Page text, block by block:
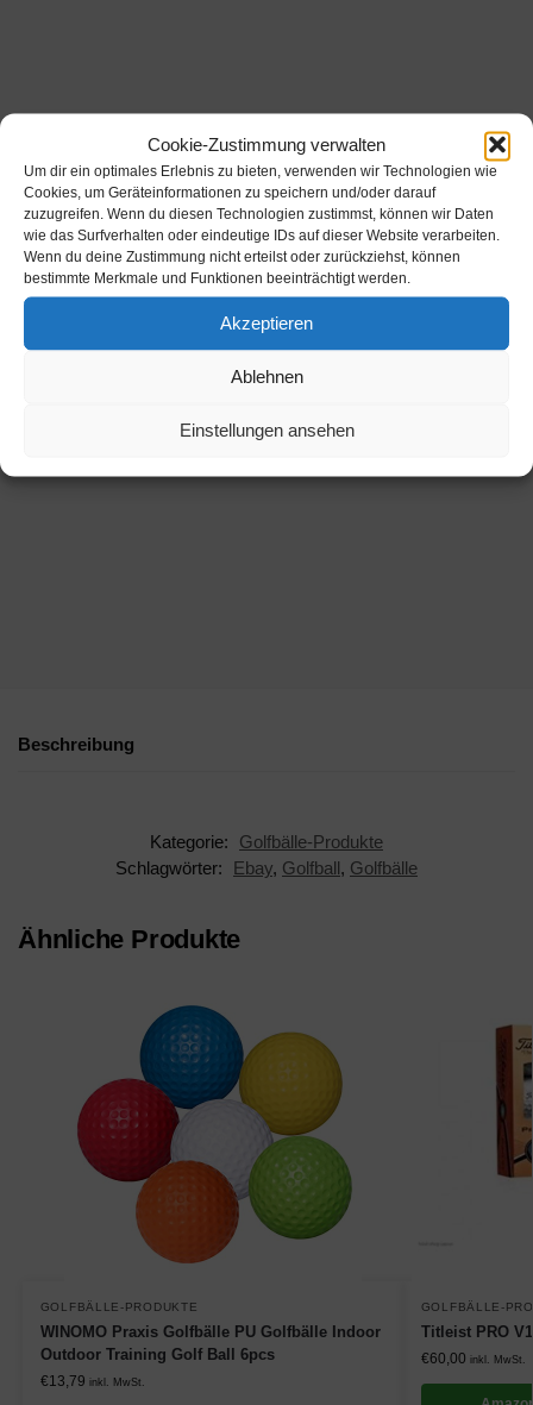
Cookie-Zustimmung verwalten
Um dir ein optimales Erlebnis zu bieten, verwenden wir Technologien wie
Cookies, um Geräteinformationen zu speichern und/oder darauf
zuzugreifen. Wenn du diesen Technologien zustimmst, können wir Daten
wie das Surfverhalten oder eindeutige IDs auf dieser Website verarbeiten.
Wenn du deine Zustimmung nicht erteilst oder zurückziehst, können
bestimmte Merkmale und Funktionen beeinträchtigt werden.
Akzeptieren
Ablehnen
Einstellungen ansehen
Werbung
Werbung
Beschreibung
Kategorie:
Golfbälle-Produkte
Schlagwörter:
Ebay, Golfball, Golfbälle
Ähnliche Produkte
GOLFBÄLLE-PRODUKTE
WINOMO Praxis Golfbälle PU Golfbälle Indoor
Outdoor Training Golf Ball 6pcs
€13,79 inkl. MwSt.
GOLFBÄLLE-
Titleist PRO
€60,00 inkl. MwSt.